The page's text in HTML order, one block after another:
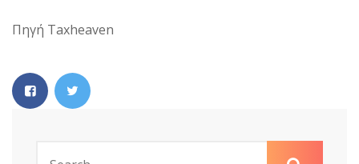
Πηγή Taxheaven